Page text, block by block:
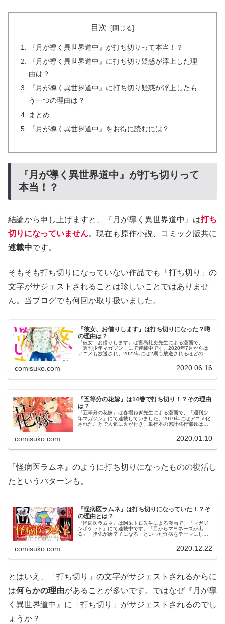
目次
『月が導く異世界道中』が打ち切りって本当！？
『月が導く異世界道中』に打ち切り疑惑が浮上した理
由は？
『月が導く異世界道中』に打ち切り疑惑が浮上したも
う一つの理由は？
まとめ
『月が導く異世界道中』をお得に読むには？
『月が導く異世界道中』が打ち切りって
本当！？
結論から申し上げますと、『月が導く異世界道中』は打ち
切りになっていません。現在も原作小説、コミック版共に
連載中です。
そもそも打ち切りになっていない作品でも「打ち切り」の
文字がサジェストされることは珍しいことではありませ
ん。当ブログでも何回か取り扱いました。
『彼女、お借りします』は打ち切りになった？噂
の理由は？
『彼女、お借りします』は宮島礼吏先生による漫画で、
「週刊少年マガジン」にて連載中です。2020年7月からは
アニメも放送され、2022年には2期も放送されるほどの人
comisuko.com 2020.06.16
『五等分の花嫁』は14巻で打ち切り！？その理由
は？
『五等分の花嫁』は春場ねぎ先生による漫画で、「週刊少
年マガジン」にて連載していました。2019年にはアニメ化
されたことで人気に火が付き、単行本の累計発行部数は
comisuko.com 2020.01.10
『怪病医ラムネ』のように打ち切りになったものの復活し
たというパターンも。
『怪病医ラムネ』は打ち切りになっていた！？そ
の理由とは？
『怪病医ラムネ』は阿呆トロ先生による漫画で、『マガジ
ンポケット』にて連載中です。「目からマヨネーズが出
る」「指先が唐辛子になる」といった怪病をテーマにした
comisuko.com 2020.12.22
とはいえ、「打ち切り」の文字がサジェストされるからに
は何らかの理由があることが多いです。ではなぜ『月が導
く異世界道中』に「打ち切り」がサジェストされるのでし
ょうか？